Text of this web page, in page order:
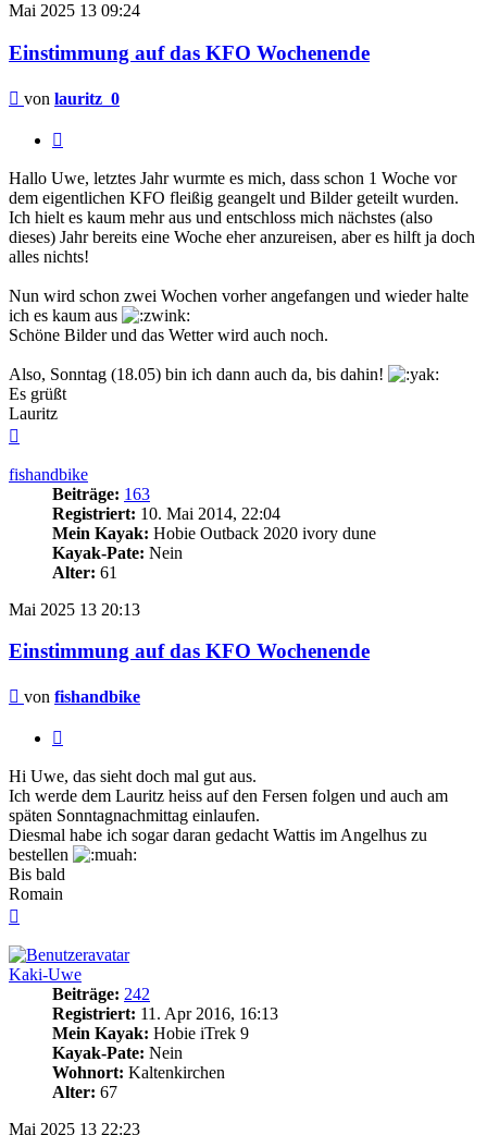
Mai 2025 13 09:24
Einstimmung auf das KFO Wochenende
Beitrag
von lauritz_0
Hallo Uwe, letztes Jahr wurmte es mich, dass schon 1 Woche vor
dem eigentlichen KFO fleißig geangelt und Bilder geteilt wurden.
Ich hielt es kaum mehr aus und entschloss mich nächstes (also
dieses) Jahr bereits eine Woche eher anzureisen, aber es hilft ja doch
alles nichts!
Nun wird schon zwei Wochen vorher angefangen und wieder halte
ich es kaum aus
Schöne Bilder und das Wetter wird auch noch.
Also, Sonntag (18.05) bin ich dann auch da, bis dahin!
Es grüßt
Lauritz
fishandbike
Beiträge: 163
Registriert: 10. Mai 2014, 22:04
Mein Kayak: Hobie Outback 2020 ivory dune
Kayak-Pate: Nein
Alter: 61
Mai 2025 13 20:13
Einstimmung auf das KFO Wochenende
Beitrag
von fishandbike
Hi Uwe, das sieht doch mal gut aus.
Ich werde dem Lauritz heiss auf den Fersen folgen und auch am
späten Sonntagnachmittag einlaufen.
Diesmal habe ich sogar daran gedacht Wattis im Angelhus zu
bestellen
Bis bald
Romain
Kaki-Uwe
Beiträge: 242
Registriert: 11. Apr 2016, 16:13
Mein Kayak: Hobie iTrek 9
Kayak-Pate: Nein
Wohnort: Kaltenkirchen
Alter: 67
Mai 2025 13 22:23